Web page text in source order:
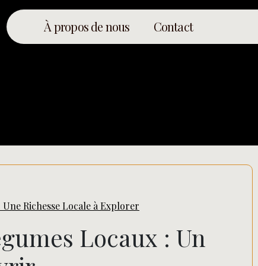
À propos de nous Contact
Richesse Locale à Explorer
Locaux : Un